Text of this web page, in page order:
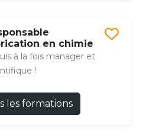
en chimie
à la fois manager et
!
les formations